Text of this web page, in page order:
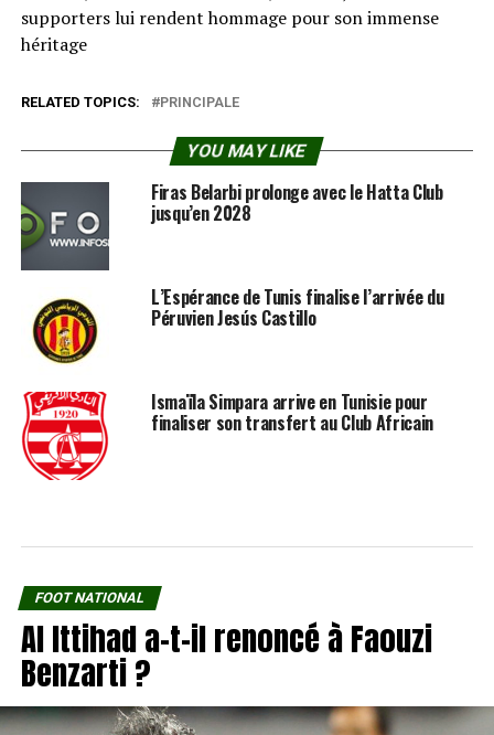
supporters lui rendent hommage pour son immense
héritage
RELATED TOPICS: PRINCIPALE
YOU MAY LIKE
Firas Belarbi prolonge avec le Hatta Club
jusqu’en 2028
L’Espérance de Tunis finalise l’arrivée du
Péruvien Jesús Castillo
Ismaïla Simpara arrive en Tunisie pour
finaliser son transfert au Club Africain
FOOT NATIONAL
Al Ittihad a-t-il renoncé à Faouzi
Benzarti ?